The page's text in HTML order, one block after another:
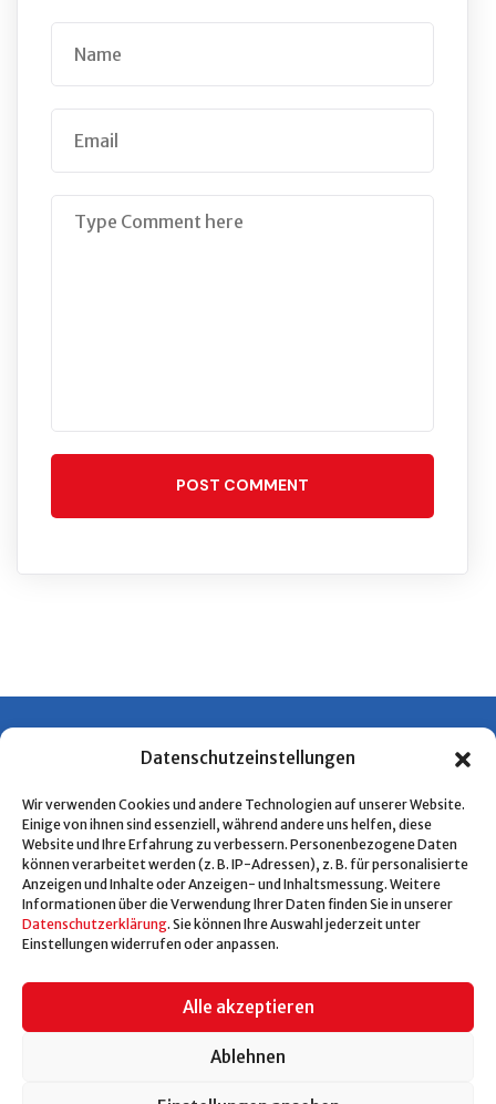
Datenschutzeinstellungen
Wir verwenden Cookies und andere Technologien auf unserer Website.
Einige von ihnen sind essenziell, während andere uns helfen, diese
Website und Ihre Erfahrung zu verbessern. Personenbezogene Daten
können verarbeitet werden (z. B. IP-Adressen), z. B. für personalisierte
Anzeigen und Inhalte oder Anzeigen- und Inhaltsmessung. Weitere
Informationen über die Verwendung Ihrer Daten finden Sie in unserer
Datenschutzerklärung. Sie können Ihre Auswahl jederzeit unter
Einstellungen widerrufen oder anpassen.
Alle akzeptieren
Ablehnen
POST COMMENT
Kurzlinks
Kontakt
Impressum
Datenschutz